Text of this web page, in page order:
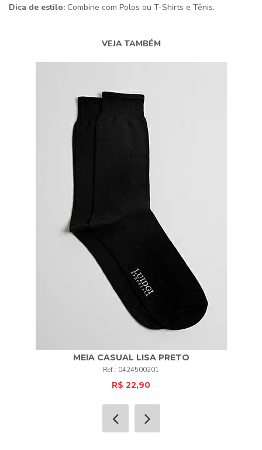
Dica de estilo: Combine com Polos ou T-Shirts e Tênis.
VEJA TAMBÉM
MEIA CASUAL LISA PRETO
0424500201
R$ 22,90